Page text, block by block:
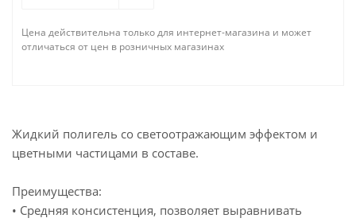
Цена действительна только для интернет-магазина и может
отличаться от цен в розничных магазинах
Жидкий полигель со светоотражающим эффектом и
цветными частицами в составе.
Преимущества:
• Средняя консистенция, позволяет выравнивать